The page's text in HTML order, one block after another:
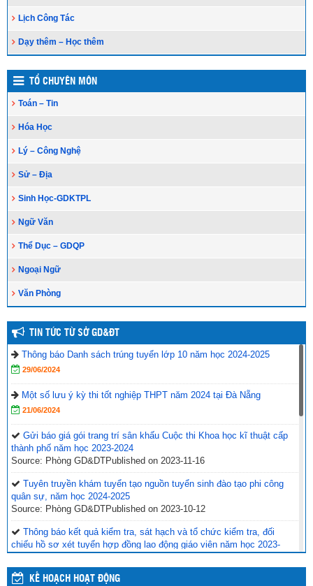
Lịch Công Tác
Dạy thêm – Học thêm
TỔ CHUYÊN MÔN
Toán – Tin
Hóa Học
Lý – Công Nghệ
Sử – Địa
Sinh Học-GDKTPL
Ngữ Văn
Thể Dục – GDQP
Ngoại Ngữ
Văn Phòng
TIN TỨC TỪ SỞ GD&ĐT
Thông báo Danh sách trúng tuyển lớp 10 năm học 2024-2025
29/06/2024
Một số lưu ý kỳ thi tốt nghiệp THPT năm 2024 tại Đà Nẵng
21/06/2024
Gửi báo giá gói trang trí sân khấu Cuộc thi Khoa học kĩ thuật cấp
thành phố năm học 2023-2024
Source: Phòng GD&DTPublished on 2023-11-16
Tuyên truyền khám tuyển tạo nguồn tuyển sinh đào tạo phi công
quân sự, năm học 2024-2025
Source: Phòng GD&DTPublished on 2023-10-12
Thông báo kết quả kiểm tra, sát hạch và tổ chức kiểm tra, đối
chiếu hồ sơ xét tuyển hợp đồng lao động giáo viên năm học 2023-
Source: Phòng GD&DTPublished on 2023-10-04
KẾ HOẠCH HOẠT ĐỘNG